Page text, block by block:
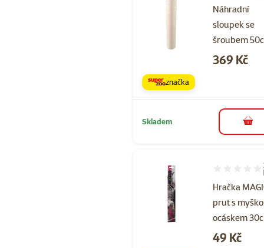
Náhradní
sloupek se
šroubem
Cena
369 Kč
značka
Skladem do
Hračka
prut s
ocáskem
Hodnocení
Cena
49 Kč